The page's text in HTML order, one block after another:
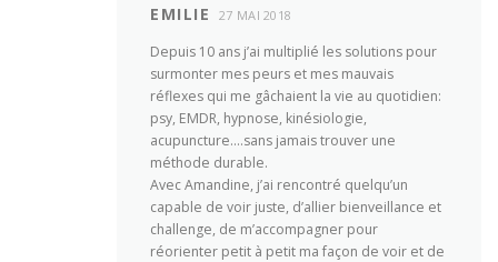
EMILIE 27 MAI 2018
Depuis 10 ans j’ai multiplié les solutions pour
surmonter mes peurs et mes mauvais
réflexes qui me gâchaient la vie au quotidien:
psy, EMDR, hypnose, kinésiologie,
acupuncture….sans jamais trouver une
méthode durable.
Avec Amandine, j’ai rencontré quelqu’un
capable de voir juste, d’allier bienveillance et
challenge, de m’accompagner pour
réorienter petit à petit ma façon de voir et de